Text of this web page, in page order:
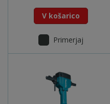
V košarico
Primerjaj